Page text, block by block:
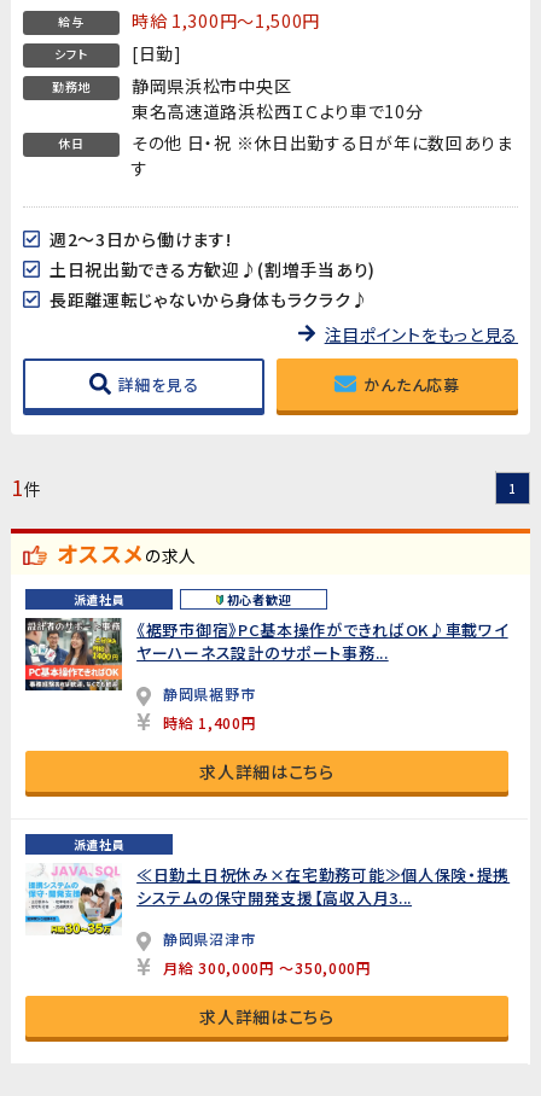
給与 時給 1,300円～1,500円
シフト [日勤]
勤務地
静岡県浜松市中央区
東名高速道路浜松西ＩＣより車で10分
休日
その他 日・祝 ※休日出勤する日が年に数回ありま
す
週2～3日から働けます!
土日祝出勤できる方歓迎♪(割増手当あり)
長距離運転じゃないから身体もラクラク♪
注目ポイントをもっと見る
詳細を見る かんたん応募
1件 1
オススメの求人
派遣社員 初心者歓迎
《裾野市御宿》PC基本操作ができればOK♪車載ワイ
ヤーハーネス設計のサポート事務...
静岡県裾野市
時給 1,400円
求人詳細はこちら
派遣社員
≪日勤土日祝休み×在宅勤務可能≫個人保険・提携
システムの保守開発支援【高収入月3...
静岡県沼津市
月給 300,000円 ～350,000円
求人詳細はこちら